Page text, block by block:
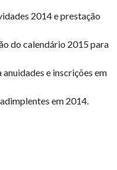
2014 e prestação
do calendário 2015 para
e inscrições em
em 2014.